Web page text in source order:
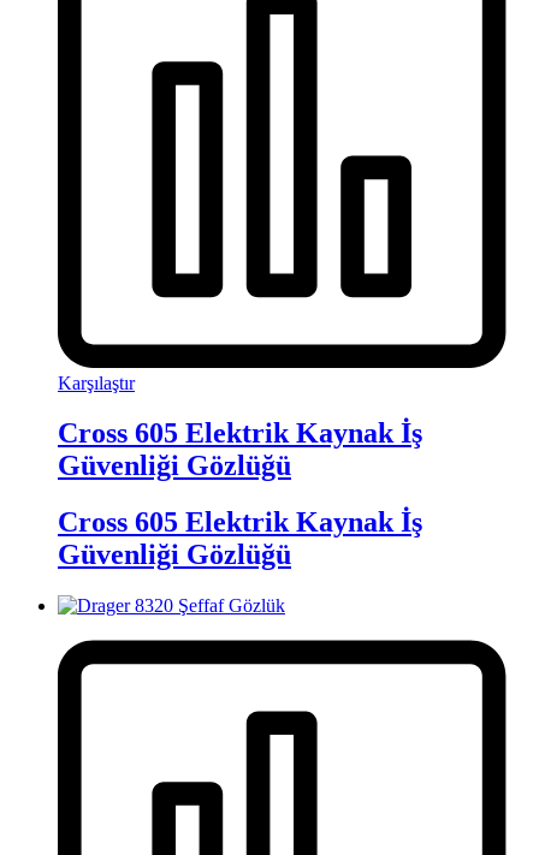
Karşılaştır
Cross 605 Elektrik Kaynak İş
Güvenliği Gözlüğü
Cross 605 Elektrik Kaynak İş
Güvenliği Gözlüğü